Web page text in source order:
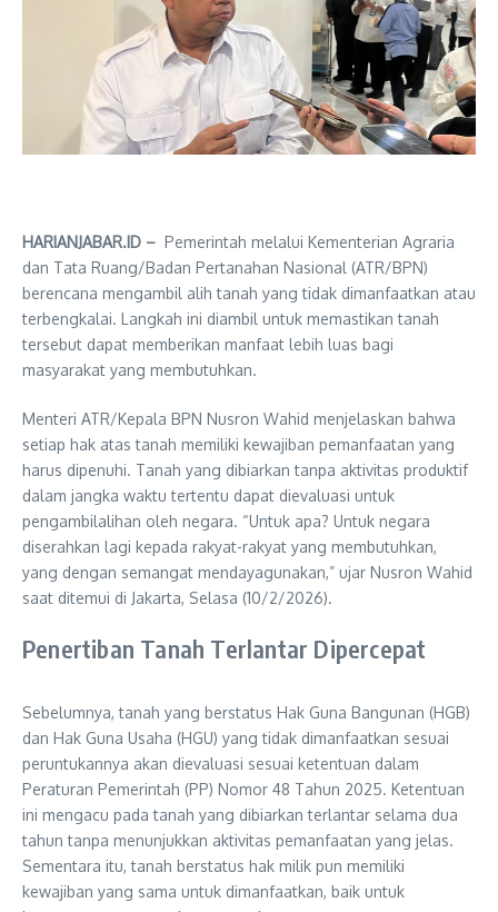
HARIANJABAR.ID – Pemerintah melalui Kementerian Agraria
dan Tata Ruang/Badan Pertanahan Nasional (ATR/BPN)
berencana mengambil alih tanah yang tidak dimanfaatkan atau
terbengkalai. Langkah ini diambil untuk memastikan tanah
tersebut dapat memberikan manfaat lebih luas bagi
masyarakat yang membutuhkan.
Menteri ATR/Kepala BPN Nusron Wahid menjelaskan bahwa
setiap hak atas tanah memiliki kewajiban pemanfaatan yang
harus dipenuhi. Tanah yang dibiarkan tanpa aktivitas produktif
dalam jangka waktu tertentu dapat dievaluasi untuk
pengambilalihan oleh negara. “Untuk apa? Untuk negara
diserahkan lagi kepada rakyat-rakyat yang membutuhkan,
yang dengan semangat mendayagunakan,” ujar Nusron Wahid
saat ditemui di Jakarta, Selasa (10/2/2026).
Penertiban Tanah Terlantar Dipercepat
Sebelumnya, tanah yang berstatus Hak Guna Bangunan (HGB)
dan Hak Guna Usaha (HGU) yang tidak dimanfaatkan sesuai
peruntukannya akan dievaluasi sesuai ketentuan dalam
Peraturan Pemerintah (PP) Nomor 48 Tahun 2025. Ketentuan
ini mengacu pada tanah yang dibiarkan terlantar selama dua
tahun tanpa menunjukkan aktivitas pemanfaatan yang jelas.
Sementara itu, tanah berstatus hak milik pun memiliki
kewajiban yang sama untuk dimanfaatkan, baik untuk